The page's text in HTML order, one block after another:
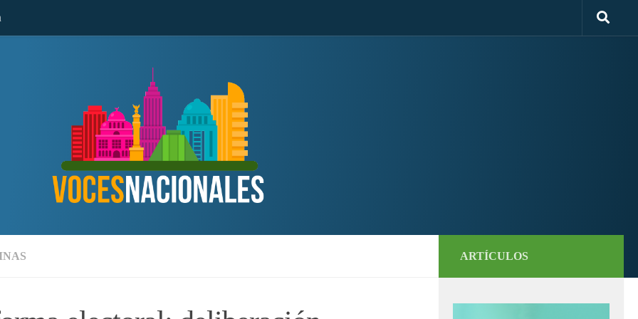
ARTÍCULOS